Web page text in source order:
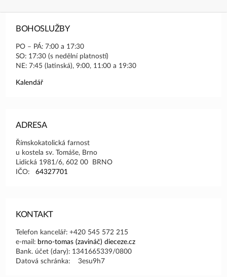
BOHOSLUŽBY
PO – PÁ: 7:00 a 17:30
SO: 17:30 (s nedělní platností)
NE: 7:45 (latinská), 9:00, 11:00 a 19:30
Kalendář
ADRESA
Římskokatolická farnost
u kostela sv. Tomáše, Brno
Lidická 1981/6, 602 00 BRNO
IČO:64327701
KONTAKT
Telefon kancelář: +420 545 572 215
e-mail: brno-tomas (zavináč) dieceze.cz
Bank. účet (dary): 1341665339/0800
Datová schránka: 3esu9h7